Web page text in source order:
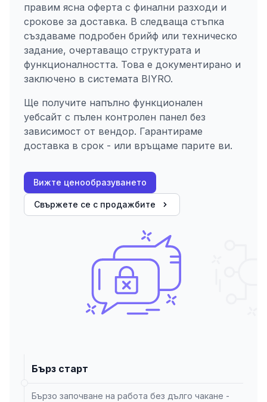
правим ясна оферта с финални разходи и
срокове за доставка. В следваща стъпка
създаваме подробен брийф или техническо
задание, очертаващо структурата и
функционалността. Това е документирано и
заключено в системата BIYRO.
Ще получите напълно функционален
уебсайт с пълен контролен панел без
зависимост от вендор. Гарантираме
доставка в срок - или връщаме парите ви.
Вижте ценообразуването
Свържете се с продажбите
Бърз старт
Бързо започване на работа без дълго чакане -